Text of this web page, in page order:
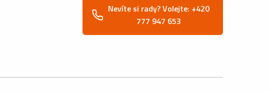
Nevíte si rady? Volejte: +420
777 947 653